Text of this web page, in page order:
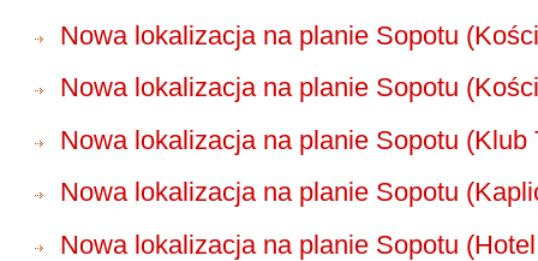
Nowa lokalizacja na planie Sopotu
Nowa lokalizacja na planie Sopotu
Nowa lokalizacja na planie Sopotu (Klub
Nowa lokalizacja na planie Sopotu
Nowa lokalizacja na planie Sopotu